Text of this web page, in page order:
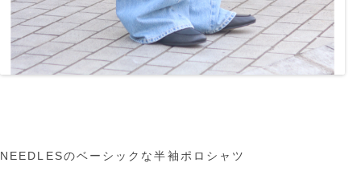
NEEDLESのベーシックな半袖ポロシャツ